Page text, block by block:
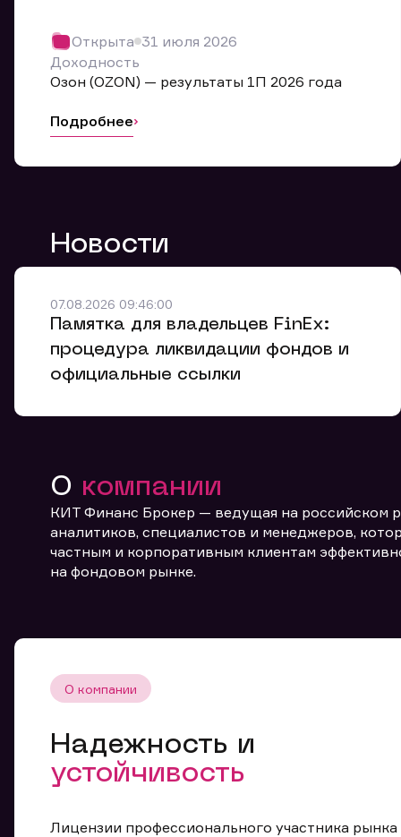
Открыта 31 июля 2026
Доходность
Озон (OZON) — результаты 1П 2026 года
Подробнее
Новости
07.08.2026 09:46:00
Памятка для владельцев FinEx:
процедура ликвидации фондов и
официальные ссылки
О компании
КИТ Финанс Брокер — ведущая на российском
аналитиков, специалистов и менеджеров,
частным и корпоративным клиентам
на фондовом рынке.
О компании
Надежность и
устойчивость
Лицензии профессионального участника рынка
Мы
Ваше